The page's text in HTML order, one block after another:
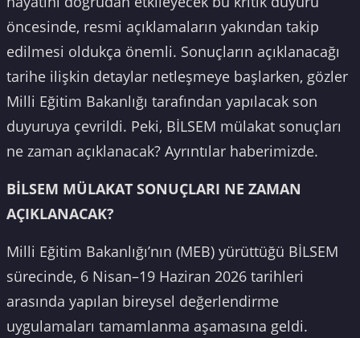
öncesinde, resmi açıklamaların yakından takip
edilmesi oldukça önemli. Sonuçların açıklanacağı
tarihe ilişkin detaylar netleşmeye başlarken, gözler
Milli Eğitim Bakanlığı tarafından yapılacak son
duyuruya çevrildi. Peki, BİLSEM mülakat sonuçları
ne zaman açıklanacak? Ayrıntılar haberimizde.
BİLSEM MÜLAKAT SONUÇLARI NE ZAMAN
AÇIKLANACAK?
Milli Eğitim Bakanlığı’nın (MEB) yürüttüğü BİLSEM
sürecinde, 6 Nisan–19 Haziran 2026 tarihleri
arasında yapılan bireysel değerlendirme
uygulamaları tamamlanma aşamasına geldi.